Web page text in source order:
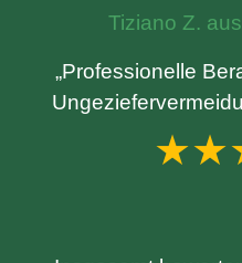
Tiziano Z.
„Professionelle